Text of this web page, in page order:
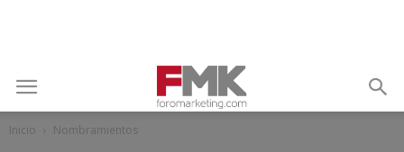
Inicio Nombramientos